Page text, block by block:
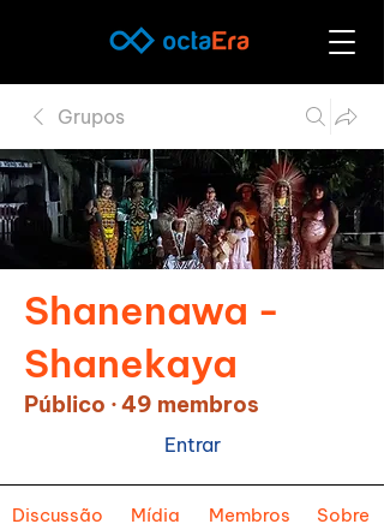
Grupos
Shanenawa -
Shanekaya
Público ·49 membros
Entrar
Discussão Mídia Membros Sobre